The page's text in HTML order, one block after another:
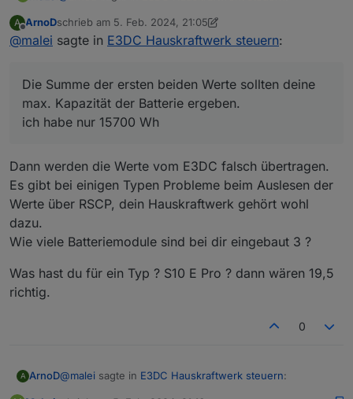
e3dc-rscp.0.BAT.BAT_0.SPECIFIED_CAPACITY
e3dc-rscp.0.BAT.BAT_1.SPECIFIED_CAPACITY
0_userdata.0.Charge_Control.USER_ANPASSU
Die Summe der ersten beiden Werte sollten deine
max. Kapazität der Batterie ergeben.
ich habe nur 15700 Wh
0_userdata.0.Charge_Control.Allgemein.Au
tomatik_Regelung
true
0_userdata.0.Charge_Control.Allgemein.No
Notstromreserve in % anzeigen.
steht bei 27 %
A
Offline
ArnoDschrieb am 5. Feb. 2024, 21:05
zuletzt editiert von ArnoD2. Mai 2024, 22:10
@malei sagte in E3DC Hauskraftwerk steuern:
Die Summe der ersten beiden Werte sollten deine
max. Kapazität der Batterie ergeben.
ich habe nur 15700 Wh
Dann werden die Werte vom E3DC falsch übertragen.
Es gibt bei einigen Typen Probleme beim Auslesen der
Werte über RSCP, dein Hauskraftwerk gehört wohl
dazu.
Wie viele Batteriemodule sind bei dir eingebaut 3 ?
Was hast du für ein Typ ? S10 E Pro ? dann wären 19,5
richtig.
0
A ArnoD@malei sagte in E3DC Hauskraftwerk steuern: